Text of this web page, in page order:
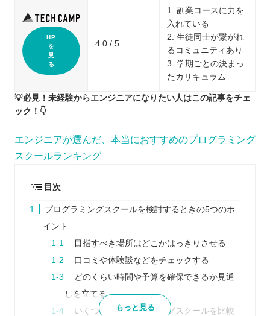
HP
を
見
る
4.0 / 5
1. 副業コースに力を
入れている
2. 生徒同士が繋がれ
るコミュニティあり
3. 学期ごとの決まっ
たカリキュラム
💡必見！未経験からエンジニアになりたい人はこの記事をチェ
ック！👇
エンジニアが選んだ、本当におすすめのプログラミング
スクールランキング
目次
プログラミングスクールを検討するときの5つのポ
イント
目指すべき場所はどこかはっきりさせる
口コミや体験談などをチェックする
どのくらい時間や予算を確保できるか見通
しを立てる
いくつかのプログラミングスクールを比較
もっと見る